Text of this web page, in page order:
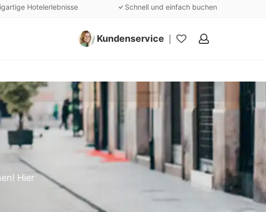
Hotelerlebnisse Schnell und einfach buchen
Kundenservice
Meine
Hier